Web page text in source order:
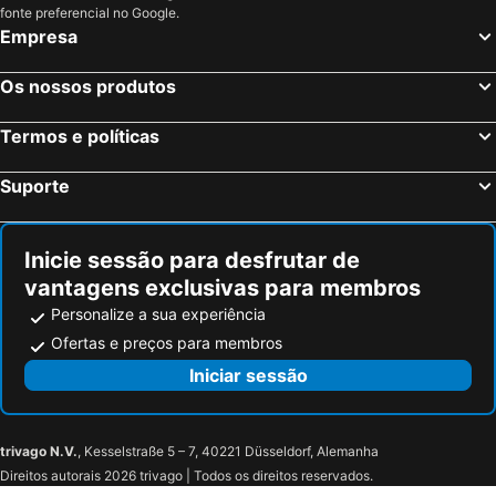
Cerro Santa Lucía
Monumento a Salvador Allende
Aeropuerto de Mendoza
Estación Central de Santiago
Canelo y Canelillos
El Encanto
Lagunillas
Estadio Monumental David Arellano
Museo Interactivo Mirador
San Carlos de Apoquindo
Pueblito de Los Dominicos
Plaza Ñunoa
Teatro universidad católica
Plaza Armenia
Estadio Nacional Julio Martínez Prádanos
Fantasilandia
Museo de Arqueologia e Historia Francisco Fonck
fonte preferencial no Google.
Empresa
Os nossos produtos
Termos e políticas
Suporte
Inicie sessão para desfrutar de
vantagens exclusivas para membros
Personalize a sua experiência
Ofertas e preços para membros
Iniciar sessão
trivago N.V., Kesselstraße 5 – 7, 40221 Düsseldorf, Alemanha
Direitos autorais 2026 trivago | Todos os direitos reservados.